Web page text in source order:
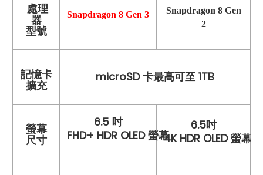
處理
器
型號
Snapdragon 8 Gen 3
Snapdragon 8 Gen
2
記憶卡
擴充
microSD 卡最高可至 1TB
螢幕
尺寸
6.5 吋
FHD+ HDR OLED 螢幕
6.5吋
4K HDR OLED 螢幕